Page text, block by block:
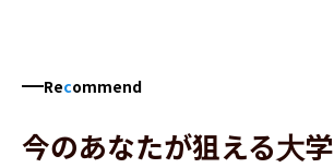
Recommend
今のあなたが狙える大学